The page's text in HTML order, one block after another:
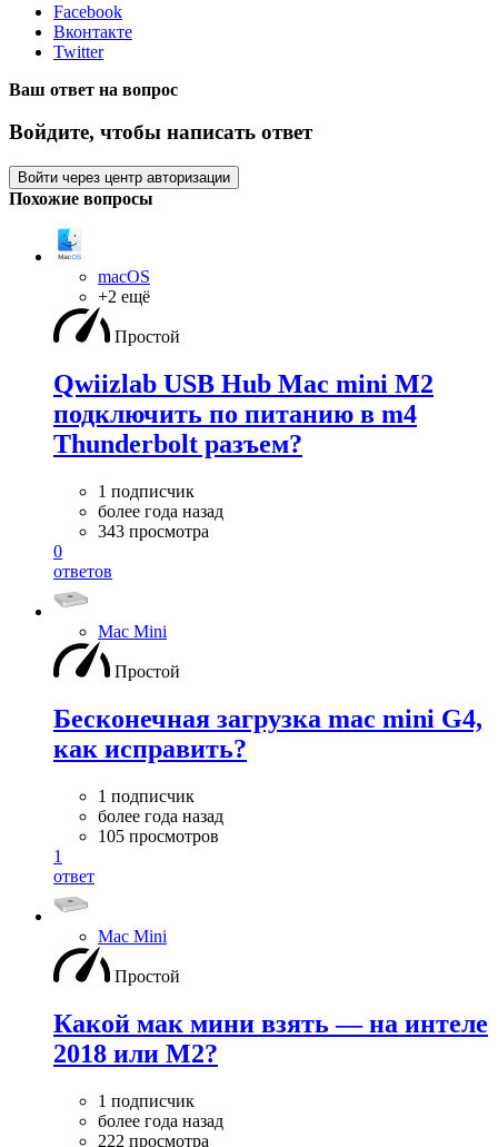
Facebook
Вконтакте
Twitter
Ваш ответ на вопрос
Войдите, чтобы написать ответ
Войти через центр авторизации
Похожие вопросы
macOS
+2 ещё
Простой
Qwiizlab USB Hub Mac mini M2
подключить по питанию в m4
Thunderbolt разъем?
1 подписчик
более года назад
343 просмотра
0
ответов
Mac Mini
Простой
Бесконечная загрузка mac mini G4,
как исправить?
1 подписчик
более года назад
105 просмотров
1
ответ
Mac Mini
Простой
Какой мак мини взять — на интеле
2018 или M2?
1 подписчик
более года назад
222 просмотра